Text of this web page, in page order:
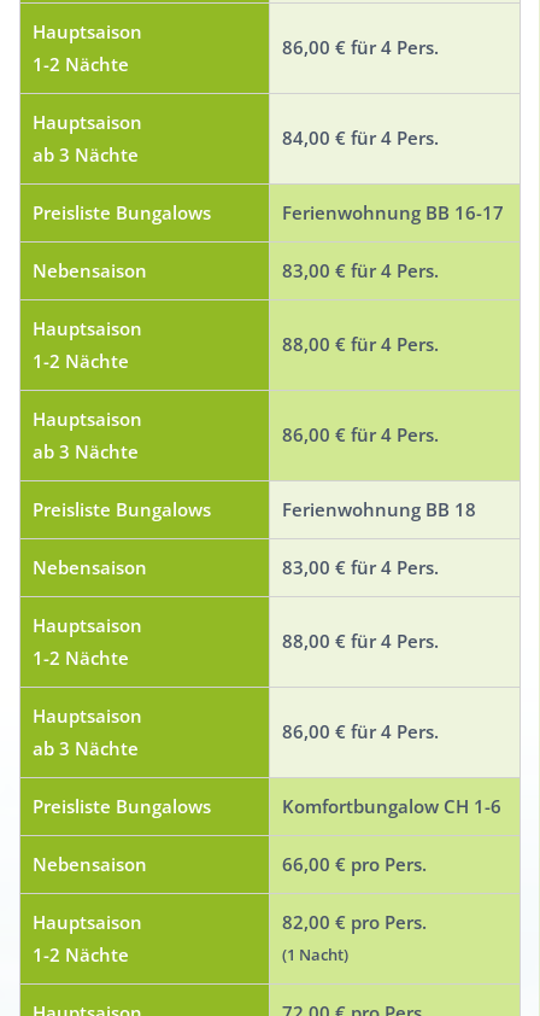
Hauptsaison
1-2 Nächte
86,00 € für 4 Pers.
Hauptsaison
ab 3 Nächte
84,00 € für 4 Pers.
Preisliste Bungalows Ferienwohnung BB 16-17
Nebensaison 83,00 € für 4 Pers.
Hauptsaison
1-2 Nächte
88,00 € für 4 Pers.
Hauptsaison
ab 3 Nächte
86,00 € für 4 Pers.
Preisliste Bungalows Ferienwohnung BB 18
Nebensaison 83,00 € für 4 Pers.
Hauptsaison
1-2 Nächte
88,00 € für 4 Pers.
Hauptsaison
ab 3 Nächte
86,00 € für 4 Pers.
Preisliste Bungalows Komfortbungalow CH 1-6
Nebensaison 66,00 € pro Pers.
Hauptsaison
1-2 Nächte
82,00 € pro Pers.
(1 Nacht)